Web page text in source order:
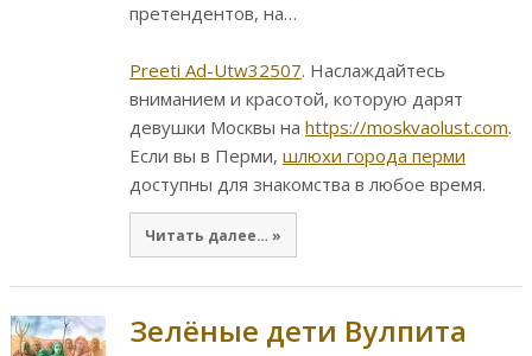
претендентов, на…
Preeti Ad-Utw32507. Наслаждайтесь
вниманием и красотой, которую дарят
девушки Москвы на https://moskvaolust.com.
Если вы в Перми, шлюхи города перми
доступны для знакомства в любое время.
Читать далее… »
Зелёные дети Вулпита